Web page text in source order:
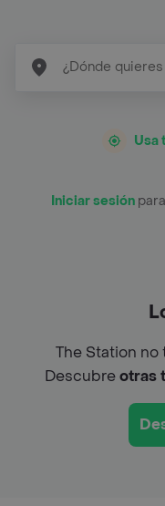
Usa
Iniciar sesión
The Station no
Descubreotras